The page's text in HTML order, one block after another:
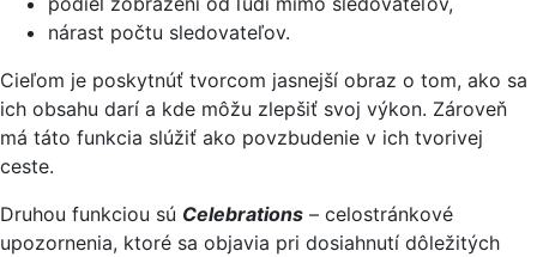
nárast počtu sledovateľov.
Cieľom je poskytnúť tvorcom jasnejší obraz o tom, ako sa
ich obsahu darí a kde môžu zlepšiť svoj výkon. Zároveň
má táto funkcia slúžiť ako povzbudenie v ich tvorivej
ceste.
Druhou funkciou sú Celebrations – celostránkové
upozornenia, ktoré sa objavia pri dosiahnutí dôležitých